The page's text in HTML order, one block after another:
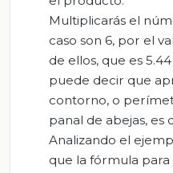
Multiplicarás el
caso son 6, por el
de ellos, que es
puede decir que
contorno, o
panal de abejas, es
Analizando el
que la fórmula